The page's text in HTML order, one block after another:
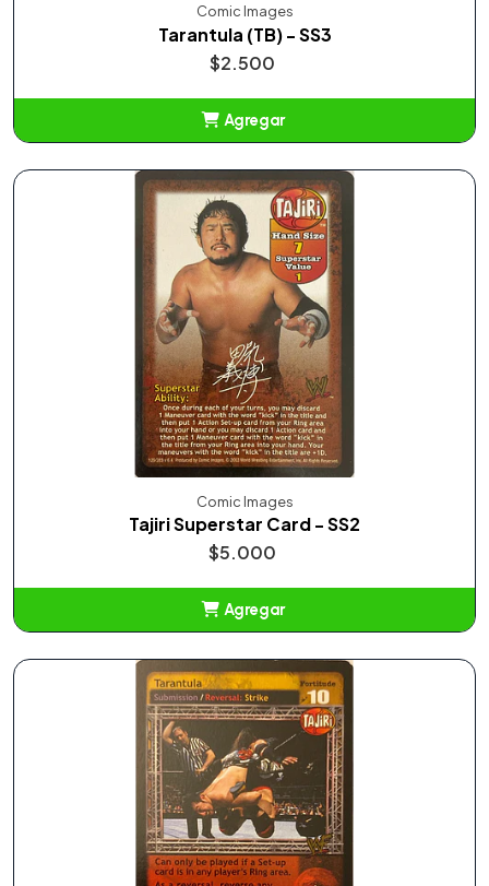
Comic Images
Tarantula (TB) - SS3
$2.500
Agregar
Comic Images
Tajiri Superstar Card - SS2
$5.000
Agregar